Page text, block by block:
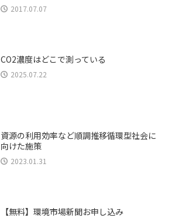
2017.07.07
CO2濃度はどこで測っている
2025.07.22
資源の利用効率など順調推移循環型社会に
向けた施策
2023.01.31
【無料】環境市場新聞お申し込み